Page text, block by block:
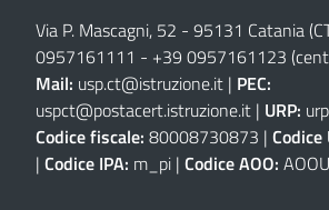
Via P. Mascagni, 52 - 95131 Catania
0957161111 - +39 0957161123
Mail: usp.ct@istruzione.it | PEC:
uspct@postacert.istruzione.it | URP:
Codice fiscale: 80008730873 | Codice
| Codice IPA: m_pi | Codice AOO: